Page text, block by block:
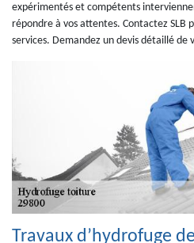
expérimentés et compétents
répondre à vos attentes. Contactez SLB
services. Demandez un devis détaillé de
Travaux d’hydrofuge